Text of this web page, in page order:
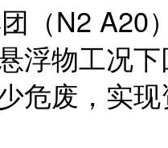
（N2 A20
浮物工况
危废，实